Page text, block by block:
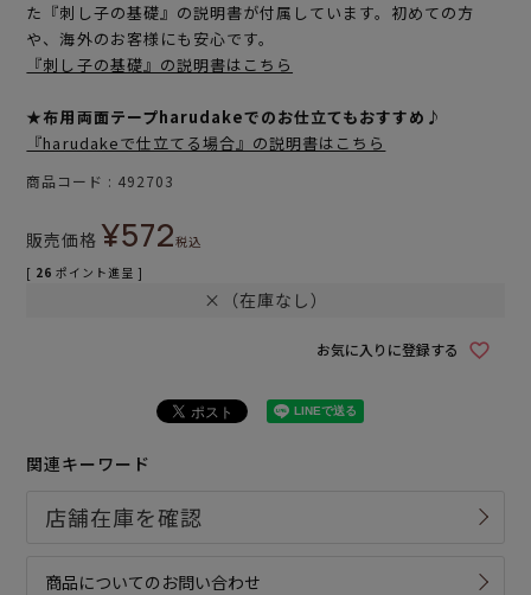
た『刺し子の基礎』の説明書が付属しています。初めての方
や、海外のお客様にも安心です。
『刺し子の基礎』の説明書はこちら
★布用両面テープharudakeでのお仕立てもおすすめ♪
『harudakeで仕立てる場合』の説明書はこちら
商品コード 492703
販売価格 ¥572税込
[ 26 ポイント進呈 ]
×（在庫なし）
お気に入りに登録する
関連キーワード
商品についてのお問い合わせ